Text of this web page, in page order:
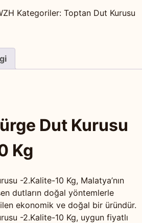
Kategoriler: Toptan Dut Kurusu
Dut Kurusu
Kg
-2.Kalite-10 Kg, Malatya’nın
dutların doğal yöntemlerle
ekonomik ve doğal bir üründür.
-2.Kalite-10 Kg, uygun fiyatlı